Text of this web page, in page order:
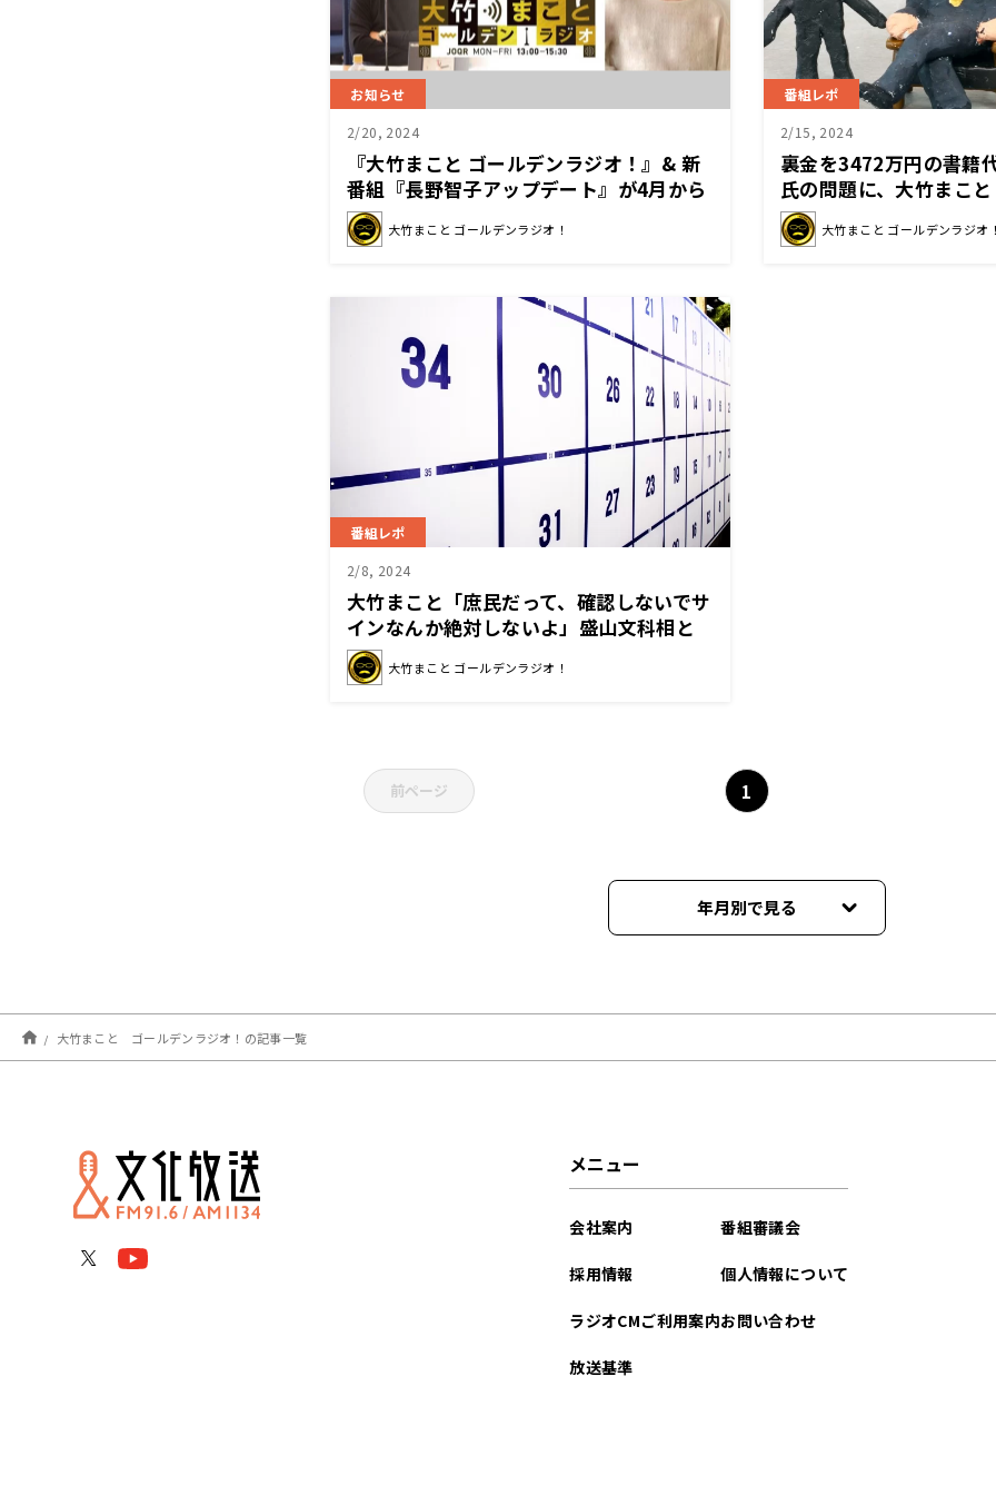
お知らせ
2/20, 2024
『大竹まこと ゴールデンラジオ！』& 新
番組『長野智子アップデート』が4月から
高知放送・西日本放送へ同時生ネット決
定
大竹まこと ゴールデンラジオ！
番組レポ
2/15, 2024
裏金を3472万円の書
氏の問題に、大竹まこ
本を買うかよ」
大竹まこと ゴールデンラジオ
番組レポ
2/8, 2024
大竹まこと「庶民だって、確認しないでサ
インなんか絶対しないよ」盛山文科相と
旧統一教会の関係
大竹まこと ゴールデンラジオ！
前ページ 1
年月別で見る
2026年02月
2026年01月
大竹まこと ゴールデンラジオ！の記事一覧
メニュー
会社案内
採用情報
ラジオCMご利用案内
放送基準
番組審議会
個人情報について
お問い合わせ